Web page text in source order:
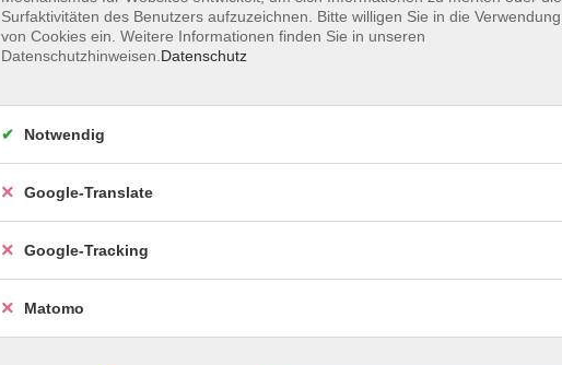
Spanisch
Niveau A2 - Lehrbuch: Caminos hoy A2 - Einstieg jederzeit
Wassergymnastik
Anmeldung nur über die Außenstelle Doris Neugebauer
Surfaktivitäten des Benutzers aufzuzeichnen. Bitte willigen Sie in die Verwendung
von Cookies ein. Weitere Informationen finden Sie in unseren
Datenschutzhinweisen. Datenschutz
Notwendig
Google-Translate
Google-Tracking
Matomo